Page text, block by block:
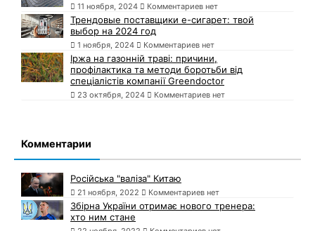
11 ноября, 2024 Комментариев нет
Трендовые поставщики e-сигарет: твой
выбор на 2024 год
1 ноября, 2024 Комментариев нет
Іржа на газонній траві: причини,
профілактика та методи боротьби від
спеціалістів компанії Greendoctor
23 октября, 2024 Комментариев нет
Комментарии
Російська "валіза" Китаю
21 ноября, 2022 Комментариев нет
Збірна України отримає нового тренера:
хто ним стане